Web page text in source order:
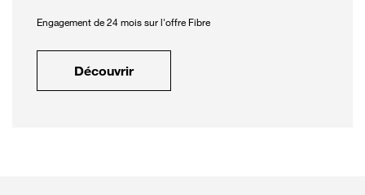
Engagement de 24 mois sur l'offre Fibre
Découvrir